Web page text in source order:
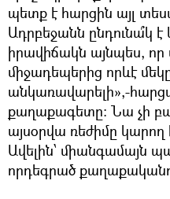
պետք է հարցին այլ
Ադրբեջանն ընդունա՞կ
իրավիճակն այնպես,
միջադեպերից որևէ
անկառավարելի»,-
քաղաքագետը: Նա չի
այսօրվա ռեժիմը կարող
Ավելին՝ միանգամայն
որդեգրած